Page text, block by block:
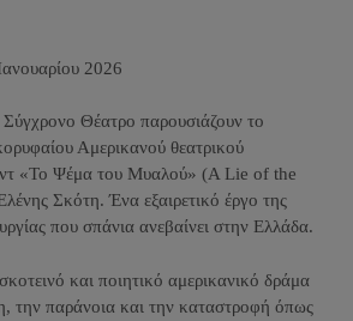
2026
Θέατρο παρουσιάζουν το
Αμερικανού θεατρικού
«Το Ψέμα του Μυαλού» (Α Lie of the
Σκότη. Ένα εξαιρετικό έργο της
που σπάνια ανεβαίνει στην Ελλάδα.
και ποιητικό αμερικανικό δράμα
την παράνοια και την καταστροφή όπως